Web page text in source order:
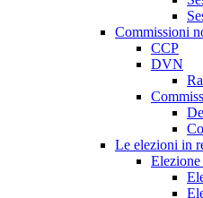
Commissioni
CCP
DVN
Le elezioni in